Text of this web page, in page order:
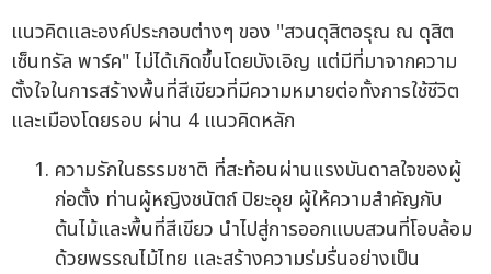
แนวคิดและองค์ประกอบต่างๆ ของ "สวนดุสิตอรุณ ณ ดุสิต
เซ็นทรัล พาร์ค" ไม่ได้เกิดขึ้นโดยบังเอิญ แต่มีที่มาจากความ
ตั้งใจในการสร้างพื้นที่สีเขียวที่มีความหมายต่อทั้งการใช้ชีวิต
และเมืองโดยรอบ ผ่าน 4 แนวคิดหลัก
ความรักในธรรมชาติ ที่สะท้อนผ่านแรงบันดาลใจของผู้
ก่อตั้ง ท่านผู้หญิงชนัตถ์ ปิยะอุย ผู้ให้ความสำคัญกับ
ต้นไม้และพื้นที่สีเขียว นำไปสู่การออกแบบสวนที่โอบล้อม
ด้วยพรรณไม้ไทย และสร้างความร่มรื่นอย่างเป็น